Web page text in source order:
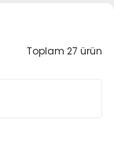
Toplam 27 ürün